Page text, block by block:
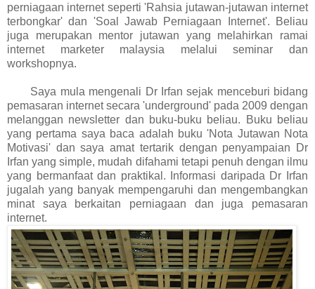
perniagaan internet seperti 'Rahsia jutawan-jutawan internet
terbongkar' dan 'Soal Jawab Perniagaan Internet'. Beliau
juga merupakan mentor jutawan yang melahirkan ramai
internet marketer malaysia melalui seminar dan
workshopnya.
Saya mula mengenali Dr Irfan sejak menceburi bidang
pemasaran internet secara 'underground' pada 2009 dengan
melanggan newsletter dan buku-buku beliau. Buku beliau
yang pertama saya baca adalah buku 'Nota Jutawan Nota
Motivasi' dan saya amat tertarik dengan penyampaian Dr
Irfan yang simple, mudah difahami tetapi penuh dengan ilmu
yang bermanfaat dan praktikal. Informasi daripada Dr Irfan
jugalah yang banyak mempengaruhi dan mengembangkan
minat saya berkaitan perniagaan dan juga pemasaran
internet.